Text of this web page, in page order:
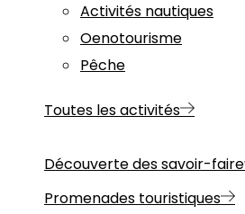
Activités nautiques
Oenotourisme
Pêche
Toutes les activités
Découverte des savoir-faire
Promenades touristiques